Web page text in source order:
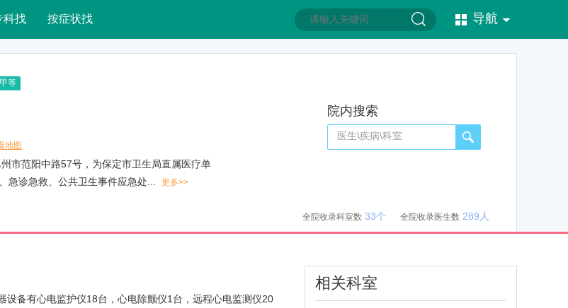
科找 按症状找 导航
等
地图
市范阳中路57号，为保定市卫生局直属医疗单
急诊急救、公共卫生事件应急处... 更多>>
院内搜索
全院收录科室数 33个 全院收录医生数 289人
备有心电监护仪18台，心电除颤仪1台，远程心电监测仪20
相关科室